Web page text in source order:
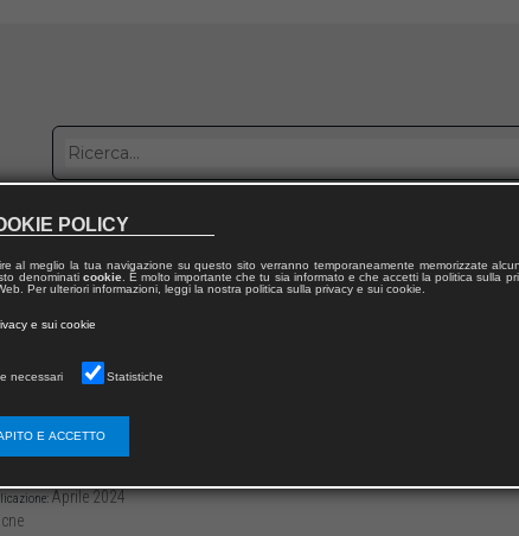
con noi
Aprile 2024
POLICY
al meglio la tua navigazione su questo sito verranno temporaneamente memorizzate
denominati cookie. È molto importante che tu sia informato e che accetti la politica sulla
Per ulteriori informazioni, leggi la nostra politica sulla privacy e sui cookie.
e sui cookie
necessari Statistiche
E ACCETTO